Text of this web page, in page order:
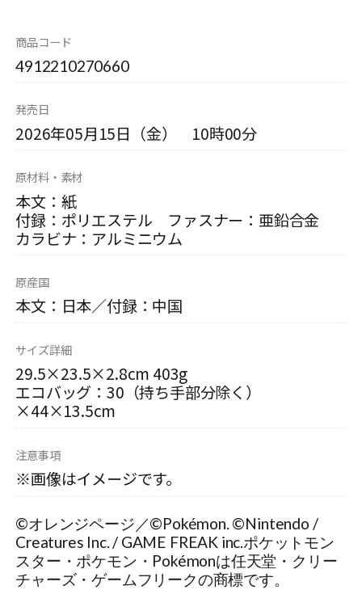
商品コード
4912210270660
発売日
2026年05月15日（金） 10時00分
原材料・素材
本文：紙
付録：ポリエステル ファスナー：亜鉛合金
カラビナ：アルミニウム
原産国
本文：日本／付録：中国
サイズ詳細
29.5×23.5×2.8cm 403g
エコバッグ：30（持ち手部分除く）
×44×13.5cm
注意事項
※画像はイメージです。
©オレンジページ／©Pokémon. ©Nintendo /
Creatures Inc. / GAME FREAK inc.ポケットモン
スター・ポケモン・Pokémonは任天堂・クリー
チャーズ・ゲームフリークの商標です。